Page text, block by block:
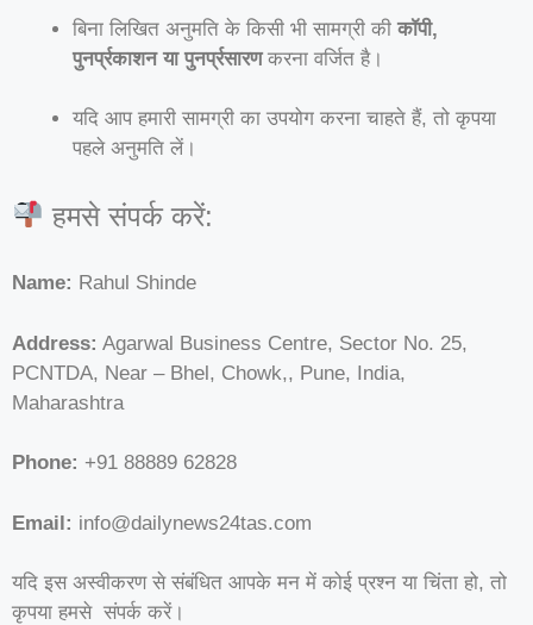
बिना लिखित अनुमति के किसी भी सामग्री की कॉपी,
पुनर्प्रकाशन या पुनर्प्रसारणकरना वर्जित है।
यदि आप हमारी सामग्री का उपयोग करना चाहते हैं, तो कृपया
पहले अनुमति लें।
हमसे संपर्क करें:
Name: Rahul Shinde
Address: Agarwal Business Centre, Sector No. 25,
PCNTDA, Near – Bhel, Chowk,, Pune, India,
Maharashtra
Phone: +91 88889 62828
Email: info@dailynews24tas.com
यदि इस अस्वीकरण से संबंधित आपके मन में कोई प्रश्न या चिंता हो, तो
कृपया हमसे संपर्क करें।